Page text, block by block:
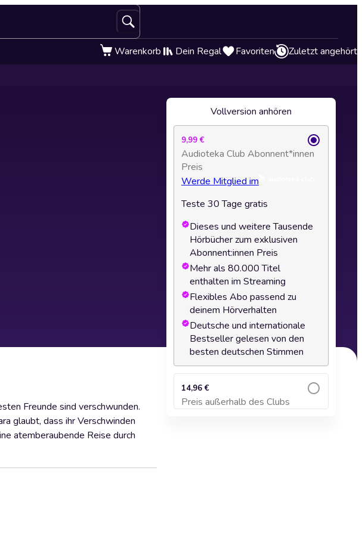
Warenkorb Dein Regal Favoriten Zuletzt angehört
Freunde sind verschwunden.
glaubt, dass ihr Verschwinden
atemberaubende Reise durch
Vollversion anhören
9,99 €
Audioteka Club Abonnent*innen
Preis
Werde Mitglied im
Teste 30 Tage gratis
Dieses und weitere Tausende
Hörbücher zum exklusiven
Abonnent:innen Preis
Mehr als 80.000 Titel
enthalten im Streaming
Flexibles Abo passend zu
deinem Hörverhalten
Deutsche und internationale
Bestseller gelesen von den
besten deutschen Stimmen
14,96 €
Preis außerhalb des Clubs
Zum Warenkorb hinzufügen